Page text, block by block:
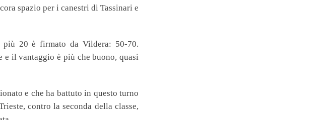
spazio per i canestri di Tassinari e
20 è firmato da Vildera: 50-70.
e il vantaggio è più che buono, quasi
e che ha battuto in questo turno
contro la seconda della classe,